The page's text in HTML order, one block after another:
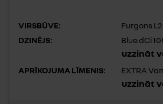
VIRSBŪVE:
Furgons
DZINĒJS:
Blue dCi
uzzināt
APRĪKOJUMA LĪMENIS: EXTRA
uzzināt